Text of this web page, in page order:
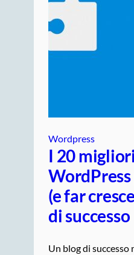
Wordpress
I 20
(e far
di successo
Un blog di successo